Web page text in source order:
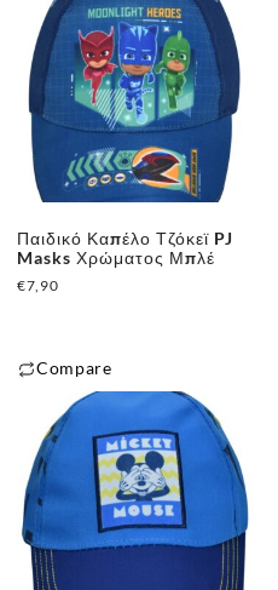
προϊόν
έχει
πολλαπλές
παραλλαγές.
Οι
επιλογές
μπορούν
επιλεγούν
στη
προϊόντος
Παιδικό Καπέλο Τζόκεϊ PJ
Masks Χρώματος Μπλέ
€7,90
Compare
προϊόν
έχει
πολλαπλές
παραλλαγές.
Οι